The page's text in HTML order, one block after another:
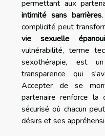
permettant aux
intimité sans barrières
complicité peut
vie sexuelle
vulnérabilité, terme
sexothérapie, est
transparence qui
Accepter de se
partenaire renforce la
sécurisé où chacun
désirs et ses